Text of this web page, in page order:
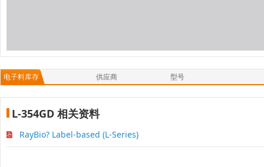
电子料库存 供应商 型号
L-354GD 相关资料
RayBio? Label-based (L-Series)